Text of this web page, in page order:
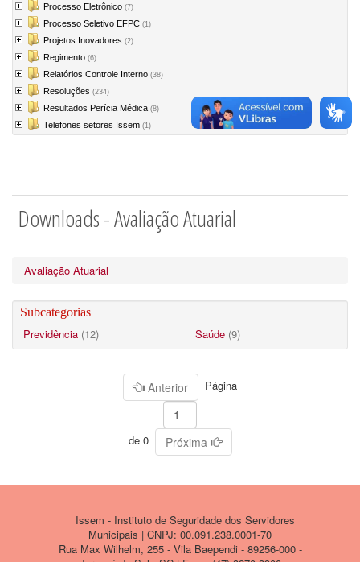
Processo Eletrônico (7)
Processo Seletivo EFPC (1)
Projetos Inovadores (2)
Regimento (6)
Relatórios Controle Interno (38)
Resoluções (234)
Resultados Perícia Médica (8)
Telefones setores Issem (1)
Downloads - Avaliação Atuarial
Avaliação Atuarial
Subcategorias
Previdência (12) Saúde (9)
Anterior Página
de 0 Próxima
Issem - Instituto de Seguridade dos Servidores
Municipais | CNPJ: 00.091.238.0001-70
Rua Max Wilhelm, 255 - Vila Baependi - 89256-000 -